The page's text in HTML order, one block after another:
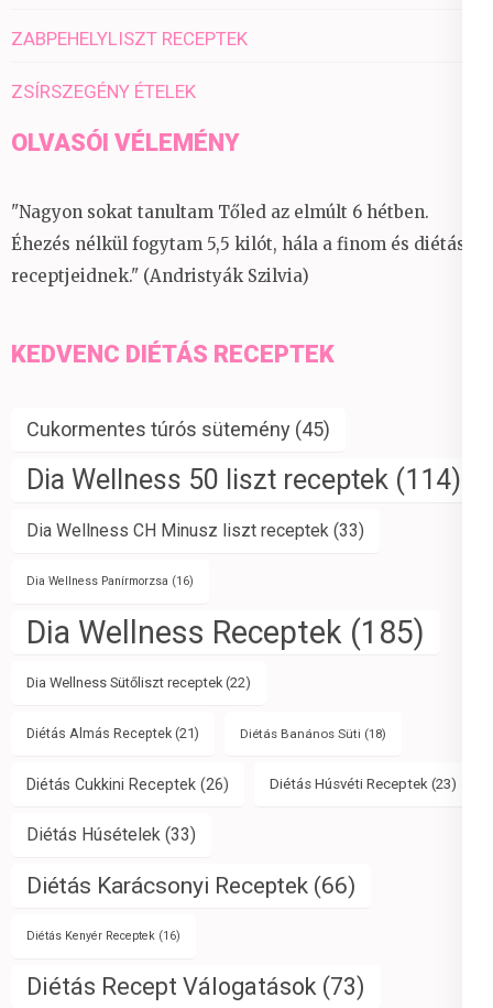
ZABPEHELYLISZT RECEPTEK
ZSÍRSZEGÉNY ÉTELEK
OLVASÓI VÉLEMÉNY
"Nagyon sokat tanultam Tőled az elmúlt 6 hétben.
Éhezés nélkül fogytam 5,5 kilót, hála a finom és diétás
receptjeidnek." (Andristyák Szilvia)
KEDVENC DIÉTÁS RECEPTEK
Cukormentes túrós sütemény (45)
Dia Wellness 50 liszt receptek (114)
Dia Wellness CH Minusz liszt receptek (33)
Dia Wellness Panírmorzsa (16)
Dia Wellness Receptek (185)
Dia Wellness Sütőliszt receptek (22)
Diétás Almás Receptek (21) Diétás Banános Süti (18)
Diétás Cukkini Receptek (26) Diétás Húsvéti Receptek (23)
Diétás Húsételek (33)
Diétás Karácsonyi Receptek (66)
Diétás Kenyér Receptek (16)
Diétás Recept Válogatások (73)